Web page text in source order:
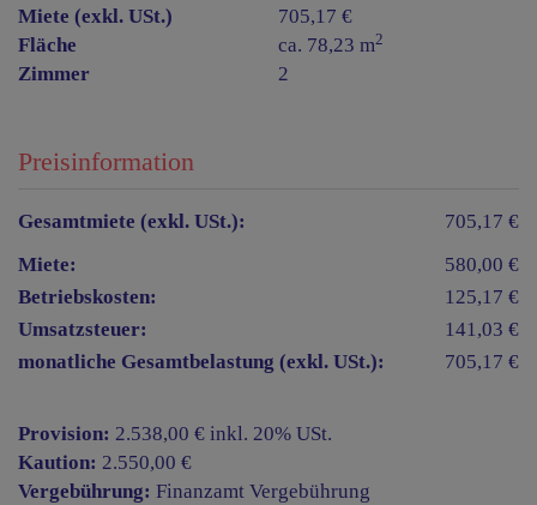
Miete (exkl. USt.)
705,17 €
Fläche
ca. 78,23 m2
Zimmer 2
Preisinformation
Gesamtmiete (exkl. USt.):
705,17 €
Miete:
580,00 €
Betriebskosten:
125,17 €
Umsatzsteuer:
141,03 €
monatliche Gesamtbelastung (exkl. USt.):
705,17 €
Provision: 2.538,00 € inkl. 20% USt.
Kaution: 2.550,00 €
Vergebührung: Finanzamt Vergebührung